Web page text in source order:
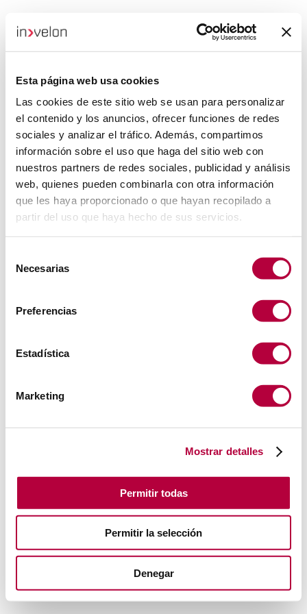
Esta página web usa cookies
Las cookies de este sitio web se usan para personalizar
el contenido y los anuncios, ofrecer funciones de redes
sociales y analizar el tráfico. Además, compartimos
información sobre el uso que haga del sitio web con
nuestros partners de redes sociales, publicidad y análisis
web, quienes pueden combinarla con otra información
que les haya proporcionado o que hayan recopilado a
partir del uso que haya hecho de sus servicios.
Necesarias
Preferencias
Estadística
Marketing
Mostrar detalles
Permitir todas
Permitir la selección
Denegar